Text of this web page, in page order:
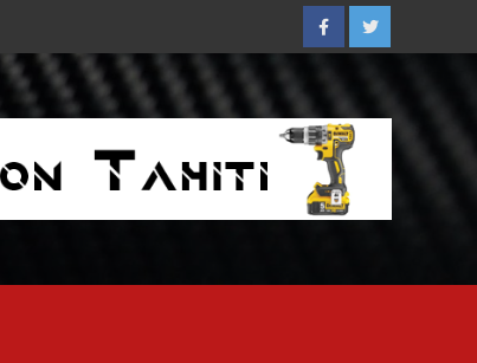
FacebookTwitter